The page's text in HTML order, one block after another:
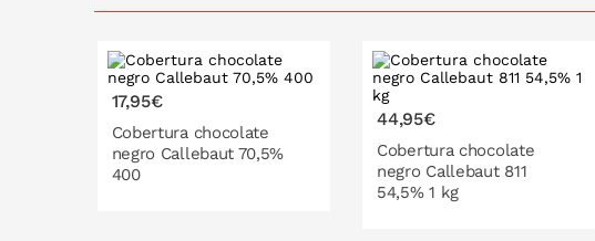
17,95€
Cobertura chocolate
negro Callebaut 70,5%
400
44,95€
Cobertura chocolate
negro Callebaut 811
54,5% 1 kg